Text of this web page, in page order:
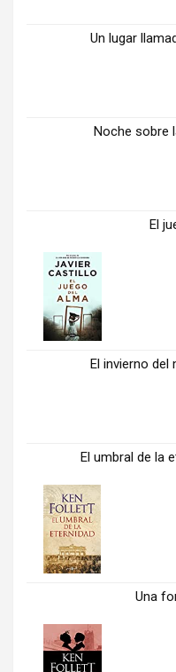
Un lugar
Noche sobre
El
El invierno del
El umbral de la
Una